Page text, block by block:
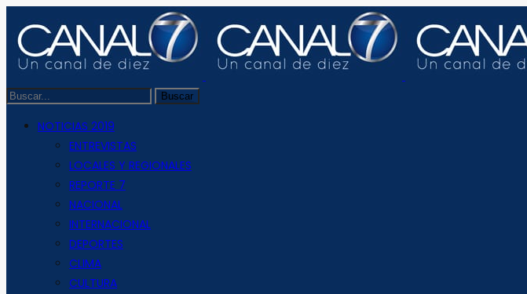
NOTICIAS 2019
ENTREVISTAS
LOCALES Y REGIONALES
REPORTE 7
NACIONAL
INTERNACIONAL
DEPORTES
CLIMA
CULTURA